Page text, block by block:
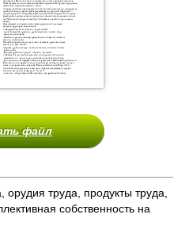
файл
труда, продукты труда,
собственность на